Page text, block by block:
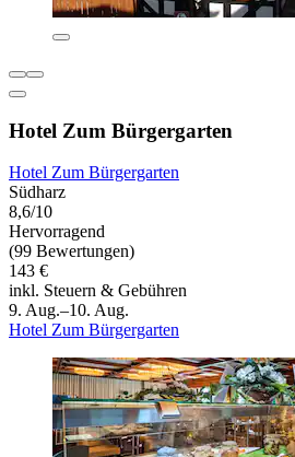
Hotel Zum Bürgergarten
Hotel Zum Bürgergarten
Südharz
8,6/10
Hervorragend
(99 Bewertungen)
143 €
inkl. Steuern & Gebühren
9. Aug.–10. Aug.
Hotel Zum Bürgergarten